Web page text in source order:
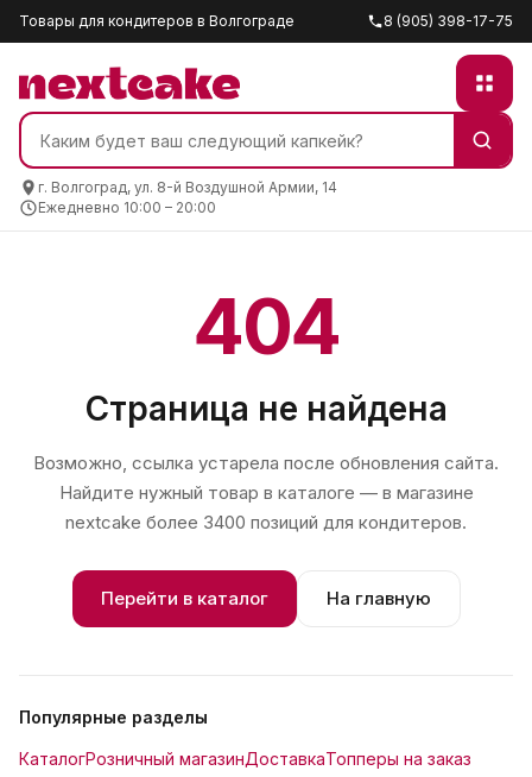
Товары для кондитеров в Волгограде 8 (905) 398-17-75
г. Волгоград, ул. 8-й Воздушной Армии, 14
Ежедневно 10:00 – 20:00
404
Страница не найдена
Возможно, ссылка устарела после обновления сайта.
Найдите нужный товар в каталоге — в магазине
nextcake более 3400 позиций для кондитеров.
Перейти в каталог На главную
Популярные разделы
КаталогРозничный магазинДоставкаТопперы на заказ